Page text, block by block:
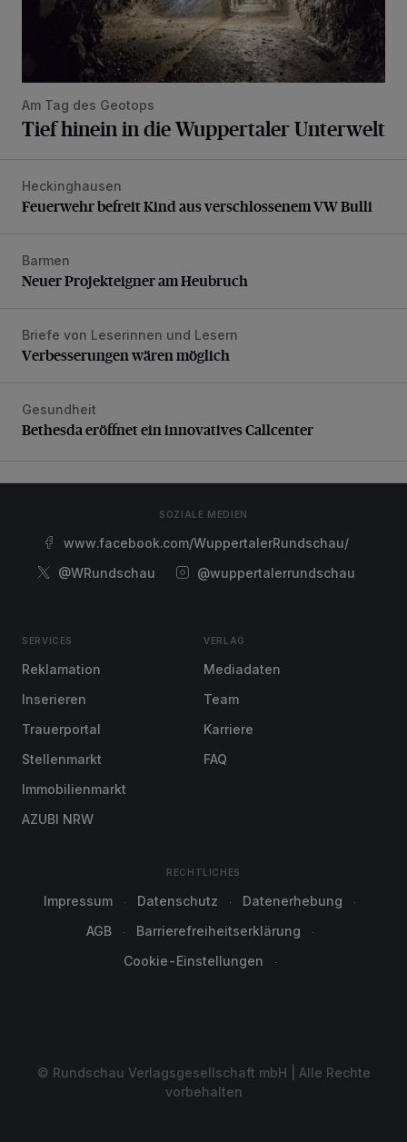
Am Tag des Geotops
Tief hinein in die Wuppertaler Unterwelt
Feuerwehr befreit Kind aus verschlossenem VW Bulli
Heckinghausen
Feuerwehr befreit Kind aus verschlossenem VW Bulli
Neuer Projekteigner am Heubruch
Barmen
Neuer Projekteigner am Heubruch
Verbesserungen wären möglich
Briefe von Leserinnen und Lesern
Verbesserungen wären möglich
Bethesda eröffnet ein innovatives Callcenter
Gesundheit
Bethesda eröffnet ein innovatives Callcenter
SOZIALE MEDIEN
www.facebook.com/WuppertalerRundschau/
@WRundschau
@wuppertalerrundschau
SERVICES
Reklamation
Inserieren
Trauerportal
Stellenmarkt
Immobilienmarkt
AZUBI NRW
VERLAG
Mediadaten
Team
Karriere
FAQ
RECHTLICHES
Impressum Datenschutz
Datenerhebung
AGB
Barrierefreiheitserklärung
Cookie-Einstellungen
© Rundschau Verlagsgesellschaft mbH | Alle Rechte
vorbehalten